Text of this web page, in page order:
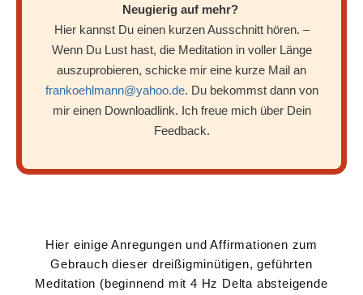
Neugierig auf mehr?
Hier kannst Du einen kurzen Ausschnitt hören. –
Wenn Du Lust hast, die Meditation in voller Länge
auszuprobieren, schicke mir eine kurze Mail an
frankoehlmann@yahoo.de. Du bekommst dann von
mir einen Downloadlink. Ich freue mich über Dein
Feedback.
Hier einige Anregungen und Affirmationen zum
Gebrauch dieser dreißigminütigen, geführten
Meditation (beginnend mit 4 Hz Delta absteigende